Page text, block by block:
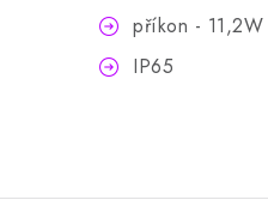
příkon - 11,2W
IP65